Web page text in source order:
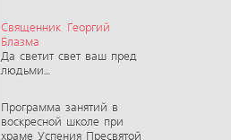
Священник Георгий
Блазма
Да светит свет ваш пред
людьми…
Программа занятий в
воскресной школе при
храме Успения Пресвятой